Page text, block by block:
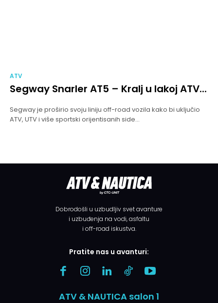
ATV
Segway Snarler AT5 – Kralj u lakoj ATV...
Segway je proširio svoju liniju off-road vozila kako bi uključio
ATV, UTV i više sportski orijentisanih side...
Dobrodošli u uzbudljiv svet avanture
i uzbuđenja na vodi, asfaltu
i off-road iskustva.
Pratite nas u avanturi:
ATV & NAUTICA salon 1